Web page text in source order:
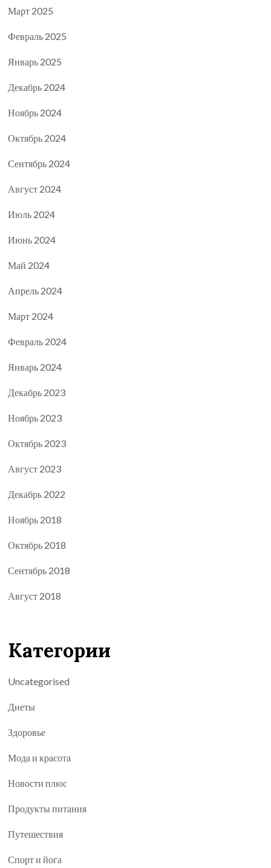
Март 2025
Февраль 2025
Январь 2025
Декабрь 2024
Ноябрь 2024
Октябрь 2024
Сентябрь 2024
Август 2024
Июль 2024
Июнь 2024
Май 2024
Апрель 2024
Март 2024
Февраль 2024
Январь 2024
Декабрь 2023
Ноябрь 2023
Октябрь 2023
Август 2023
Декабрь 2022
Ноябрь 2018
Октябрь 2018
Сентябрь 2018
Август 2018
Категории
Uncategorised
Диеты
Здоровье
Мода и красота
Новости плюс
Продукты питания
Путешествия
Спорт и йога